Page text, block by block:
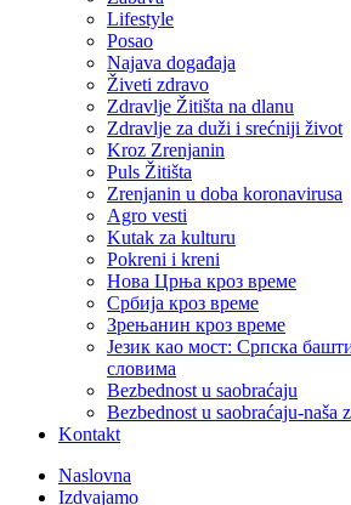
Lifestyle
Posao
Najava događaja
Živeti zdravo
Zdravlje Žitišta na dlanu
Zdravlje za duži i srećniji život
Kroz Zrenjanin
Puls Žitišta
Zrenjanin u doba koronavirusa
Agro vesti
Kutak za kulturu
Pokreni i kreni
Нова Црња кроз време
Србија кроз време
Зрењанин кроз време
Језик као мост: Српска
словима
Bezbednost u saobraćaju
Bezbednost u saobraćaju-naša
Kontakt
Naslovna
Izdvajamo